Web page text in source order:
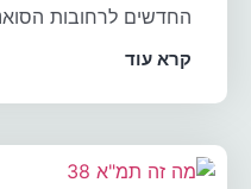
החדשים לרחובות
קרא עוד